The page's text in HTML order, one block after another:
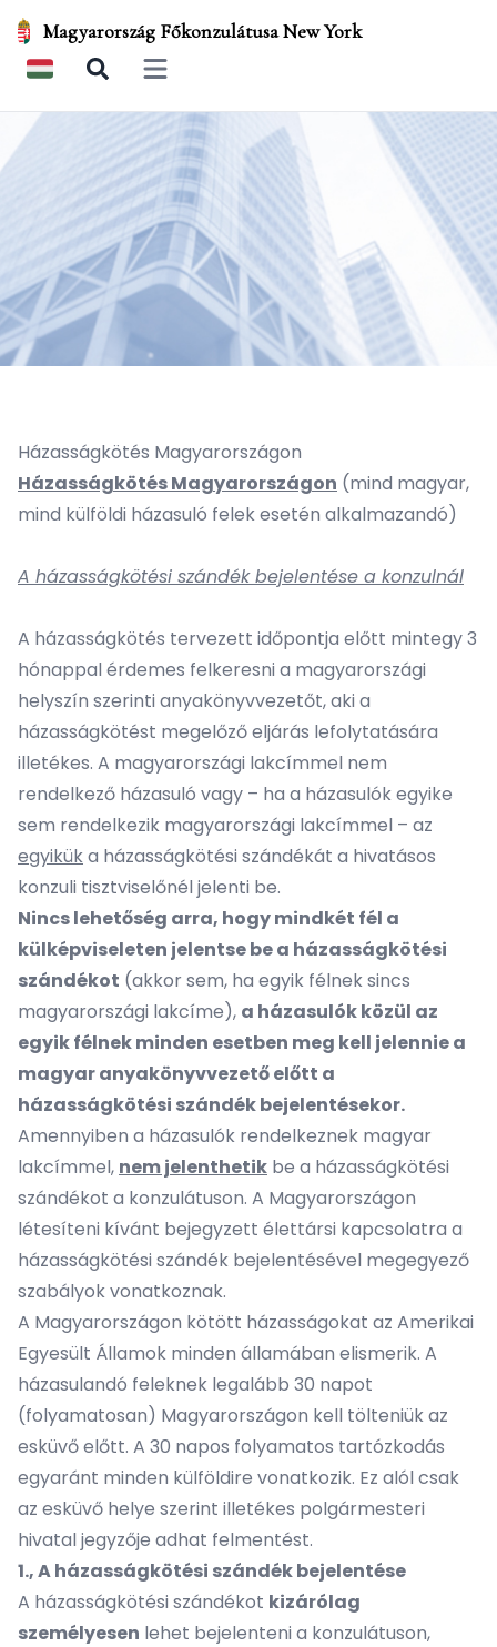
Magyarország Főkonzulátusa New York
Open main menu
Házasságkötés Magyarországon
Házasságkötés Magyarországon (mind magyar,
mind külföldi házasuló felek esetén alkalmazandó)
A házasságkötési szándék bejelentése a konzulnál
A házasságkötés tervezett időpontja előtt mintegy 3
hónappal érdemes felkeresni a magyarországi
helyszín szerinti anyakönyvvezetőt, aki a
házasságkötést megelőző eljárás lefolytatására
illetékes. A magyarországi lakcímmel nem
rendelkező házasuló vagy – ha a házasulók egyike
sem rendelkezik magyarországi lakcímmel – az
egyiküka házasságkötési szándékát a hivatásos
konzuli tisztviselőnél jelenti be.
Nincs lehetőség arra, hogy mindkét fél a
külképviseleten jelentse be a házasságkötési
szándékot (akkor sem, ha egyik félnek sincs
magyarországi lakcíme), a házasulók közül az
egyik félnek minden esetben meg kell jelennie a
magyar anyakönyvvezető előtt a
házasságkötési szándék bejelentésekor.
Amennyiben a házasulók rendelkeznek magyar
lakcímmel, nem jelenthetik be a házasságkötési
szándékot a konzulátuson. A Magyarországon
létesíteni kívánt bejegyzett élettársi kapcsolatra a
házasságkötési szándék bejelentésével megegyező
szabályok vonatkoznak.
A Magyarországon kötött házasságokat az Amerikai
Egyesült Államok minden államában elismerik. A
házasulandó feleknek legalább 30 napot
(folyamatosan) Magyarországon kell tölteniük az
esküvő előtt. A 30 napos folyamatos tartózkodás
egyaránt minden külföldire vonatkozik. Ez alól csak
az esküvő helye szerint illetékes polgármesteri
hivatal jegyzője adhat felmentést.
1., A házasságkötési szándék bejelentése
A házasságkötési szándékot kizárólag
személyesen lehet bejelenteni a konzulátuson,